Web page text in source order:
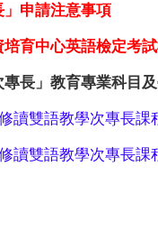
申請注意事項
育中心英語檢定考
長」教育專業科目
讀雙語教學次專長
讀雙語教學次專長